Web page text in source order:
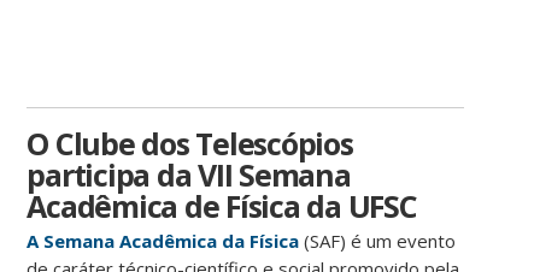
O Clube dos Telescópios
participa da VII Semana
Acadêmica de Física da UFSC
A Semana Acadêmica da Física (SAF) é um evento